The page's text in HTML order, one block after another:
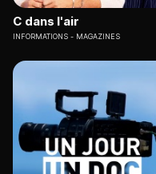
C dans l'air
INFORMATIONS MAGAZINES